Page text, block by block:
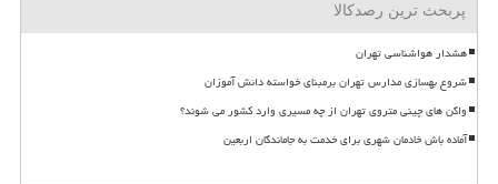
پربحث ترین رصدکالا
هشدار هواشناسی تهران
شروع بهسازی مدارس تهران برمبنای خواسته دانش آموزان
واگن های چینی متروی تهران از چه مسیری وارد کشور می شوند؟
آماده باش خادمان شهری برای خدمت به جاماندگان اربعین